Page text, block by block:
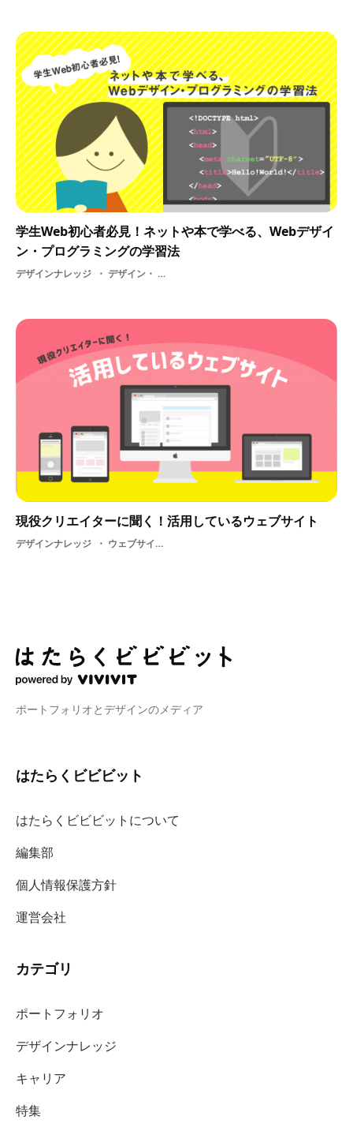
学生Web初心者必見！ネットや本で学べる、Webデザイ
ン・プログラミングの学習法
デザインナレッジ デザイン・ Web初心者
現役クリエイターに聞く！活用しているウェブサイト
デザインナレッジ ウェブサイト・ 広告業界・ IT
ポートフォリオとデザインのメディア
はたらくビビビット
はたらくビビビットについて
編集部
個人情報保護方針
運営会社
カテゴリ
ポートフォリオ
デザインナレッジ
キャリア
特集